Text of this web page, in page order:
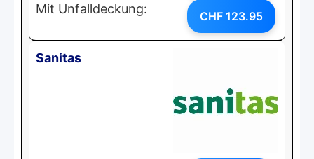
Mit Unfalldeckung: CHF 123.95
Sanitas